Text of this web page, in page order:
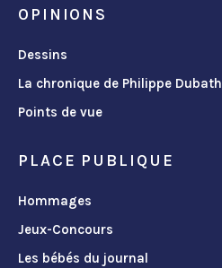
OPINIONS
Dessins
La chronique de Philippe Dubath
Points de vue
PLACE PUBLIQUE
Hommages
Jeux-Concours
Les bébés du journal